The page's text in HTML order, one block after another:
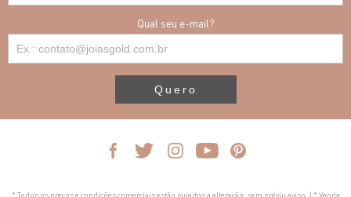
Qual seu e-mail?
Quero
* Todos os preços e condições comerciais estão sujeitos a alteração, sem prévio aviso. | * Venda